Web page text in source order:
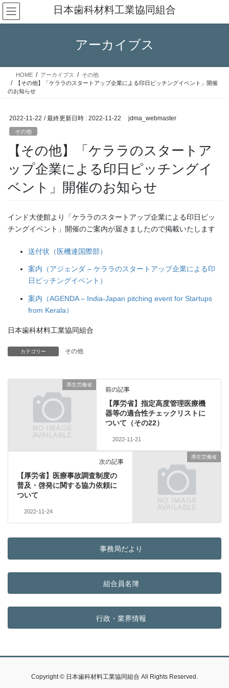
コ
ン
テ
ス
ナ
ビ
ゲ
ン
日本歯科材料工業協同組合
アーカイブス
HOME アーカイブス
その他
【その他】「ケララのスタートアップ企業による印日ピッチングイベント」開催
のお知らせ
2022-11-22 / 最終更新日時 : 2022-11-22 jdma_webmaster
その他
【その他】「ケララのスタートア
ップ企業による印日ピッチングイ
ベント」開催のお知らせ
インド大使館より「ケララのスタートアップ企業による印日ピッ
チングイベント」開催のご案内が届きましたので掲載いたします
送付状（医機連国際部）
案内（アジェンダ – ケララのスタートアップ企業による印
日ピッチングイベント）
案内（AGENDA – India-Japan pitching event for Startups
from Kerala）
日本歯科材料工業協同組合
カテゴリー その他
厚生労働省
前の記事
【厚労省】指定高度管理医療機
器等の適合性チェックリストに
ついて（その22）
2022-11-21
厚生労働省
次の記事
【厚労省】医療事故調査制度の
普及・啓発に関する協力依頼に
ついて
2022-11-24
事務局だより
組合員名簿
行政・業界情報
Copyright © 日本歯科材料工業協同組合 All Rights Reserved.